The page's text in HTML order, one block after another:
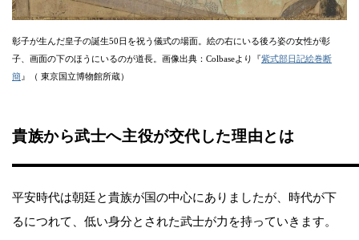
彰子が生んだ皇子の誕生50日を祝う儀式の場面。絵の右にいる後ろ姿の女性が彰
子、画面の下のほうにいるのが道長。画像出典：Colbaseより『紫式部日記絵巻断
簡 』（ 東京国立博物館所蔵）
貴族から武士へ主役が交代した理由とは
平安時代は朝廷と貴族が国の中心にありましたが、時代が下
るにつれて、低い身分とされた武士が力を持っていきます。